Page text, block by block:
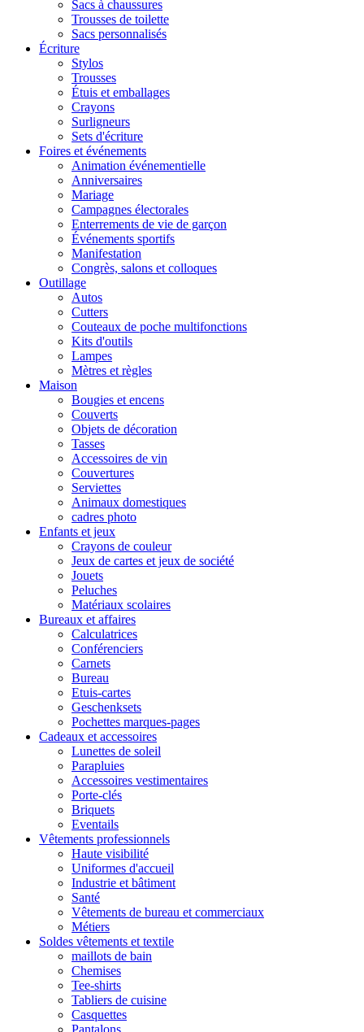
Sacs à chaussures
Trousses de toilette
Sacs personnalisés
Écriture
Stylos
Trousses
Étuis et emballages
Crayons
Surligneurs
Sets d'écriture
Foires et événements
Animation événementielle
Anniversaires
Mariage
Campagnes électorales
Enterrements de vie de garçon
Événements sportifs
Manifestation
Congrès, salons et colloques
Outillage
Autos
Cutters
Couteaux de poche multifonctions
Kits d'outils
Lampes
Mètres et règles
Maison
Bougies et encens
Couverts
Objets de décoration
Tasses
Accessoires de vin
Couvertures
Serviettes
Animaux domestiques
cadres photo
Enfants et jeux
Crayons de couleur
Jeux de cartes et jeux de société
Jouets
Peluches
Matériaux scolaires
Bureaux et affaires
Calculatrices
Conférenciers
Carnets
Bureau
Etuis-cartes
Geschenksets
Pochettes marques-pages
Cadeaux et accessoires
Lunettes de soleil
Parapluies
Accessoires vestimentaires
Porte-clés
Briquets
Eventails
Vêtements professionnels
Haute visibilité
Uniformes d'accueil
Industrie et bâtiment
Santé
Vêtements de bureau et commerciaux
Métiers
Soldes vêtements et textile
maillots de bain
Chemises
Tee-shirts
Tabliers de cuisine
Casquettes